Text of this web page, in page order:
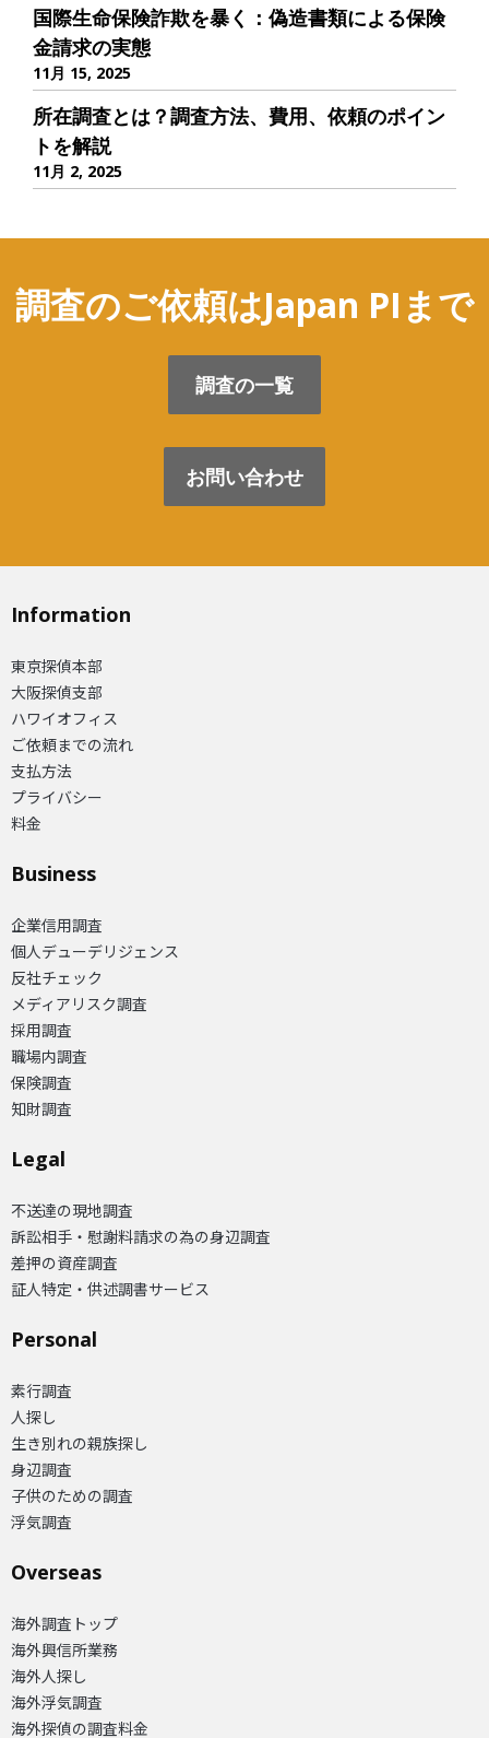
国際生命保険詐欺を暴く：偽造書類による保険
金請求の実態
11月 15, 2025
所在調査とは？調査方法、費用、依頼のポイン
トを解説
11月 2, 2025
調査のご依頼はJapan PIまで
調査の一覧
お問い合わせ
Information
東京探偵本部
大阪探偵支部
ハワイオフィス
ご依頼までの流れ
支払方法
プライバシー
料金
Business
企業信用調査
個人デューデリジェンス
反社チェック
メディアリスク調査
採用調査
職場内調査
保険調査
知財調査
Legal
不送達の現地調査
訴訟相手・慰謝料請求の為の身辺調査
差押の資産調査
証人特定・供述調書サービス
Personal
素行調査
人探し
生き別れの親族探し
身辺調査
子供のための調査
浮気調査
Overseas​
海外調査トップ
海外興信所業務
海外人探し
海外浮気調査
海外探偵の調査料金